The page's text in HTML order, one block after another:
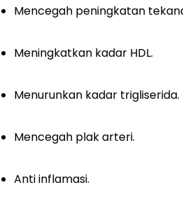
Mencegah peningkatan
Meningkatkan kadar HDL.
Menurunkan kadar trigliserida.
Mencegah plak arteri.
Anti inflamasi.